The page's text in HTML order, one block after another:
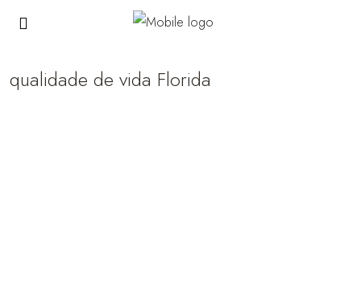
qualidade de vida Florida